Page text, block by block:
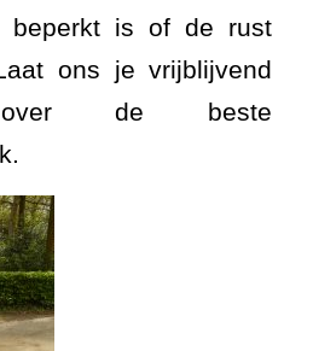
beperkt is of de rust
ons je vrijblijvend
over de beste